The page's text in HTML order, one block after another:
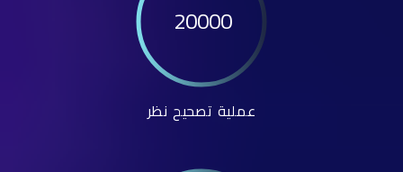
20000
عملية تصحيح نظر